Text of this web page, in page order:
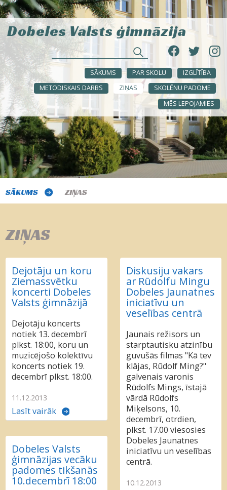
Dobeles Valsts ģimnāzija
SĀKUMS PAR SKOLU
IZGLĪTĪBA
METODISKAIS DARBS
ZIŅAS
SKOLĒNU PADOME
MĒS LEPOJAMIES
SĀKUMS ZIŅAS
ZIŅAS
Dejotāju un koru
Ziemassvētku
koncerti Dobeles
Valsts ģimnāzijā
Dejotāju koncerts
notiek 13. decembrī
plkst. 18:00, koru un
muzicējošo kolektīvu
koncerts notiek 19.
decembrī plkst. 18:00.
11.12.2013
Lasīt vairāk
Diskusiju vakars
ar Rūdolfu Mingu
Dobeles Jaunatnes
iniciatīvu un
veselības centrā
Jaunais režisors un
starptautisku atzinību
guvušās filmas "Kā tev
klājas, Rūdolf Ming?"
galvenais varonis
Rūdolfs Mings, īstajā
vārdā Rūdolfs
Miķelsons, 10.
decembrī, otrdien,
plkst. 17.00 viesosies
Dobeles Jaunatnes
iniciatīvu un veselības
centrā.
10.12.2013
Dobeles Valsts
ģimnāzijas vecāku
padomes tikšanās
10.decembrī 18:00